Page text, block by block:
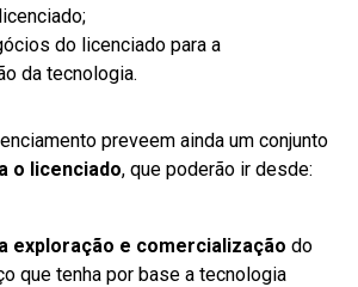
do licenciado para a
da tecnologia.
preveem ainda um conjunto
o licenciado, que poderão ir desde:
exploração e comercialização do
que tenha por base a tecnologia